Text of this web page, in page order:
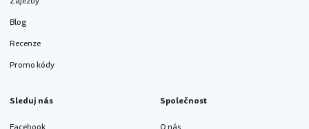
Blog
Recenze
Promo kódy
Sleduj nás Společnost